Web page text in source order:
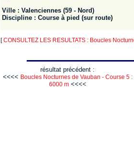
Ville : Valenciennes (59 - Nord)
Discipline : Course à pied (sur route)
[CONSULTEZ LES RESULTATS : Boucles
résultat précédent :
<<<< Boucles Nocturnes de Vauban - Course 5 :
6000 m<<<<